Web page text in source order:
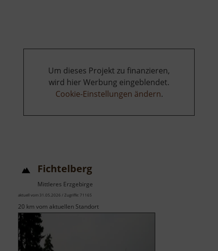
Um dieses Projekt zu finanzieren,
wird hier Werbung eingeblendet.
Cookie-Einstellungen ändern.
Fichtelberg
Mittleres Erzgebirge
aktuell vom 31.05.2026 / Zugriffe: 71165
20 km vom aktuellen Standort